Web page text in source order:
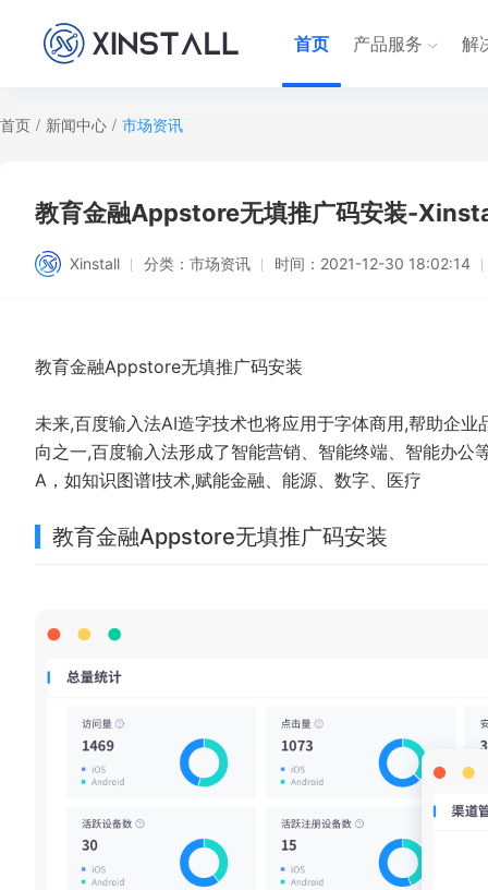
首页 产品服务 解
首页 / 新闻中心 / 市场资讯
教育金融Appstore无填推广码安装-
Xinstall 分类： 市场资讯 时间： 2021-12-30 18:02:14
教育金融Appstore无填推广码安装
未来,百度输入法AI造字技术也将应用于字体商用,帮助企
向之一,百度输入法形成了智能营销、智能终端、智能办
A，如知识图谱I技术,赋能金融、能源、数字、医疗
教育金融Appstore无填推广码安装